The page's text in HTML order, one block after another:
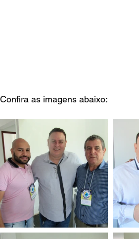
Confira as imagens abaixo: